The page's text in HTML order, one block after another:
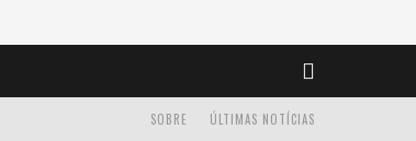
ÚLTIMAS NOTÍCIAS
SOBRE